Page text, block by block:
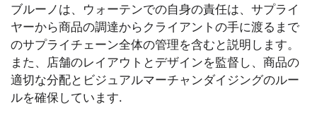
ブルーノは、ウォーテンでの自身の責任は、サプライ
ヤーから商品の調達からクライアントの手に渡るまで
のサプライチェーン全体の管理を含むと説明します。
また、店舗のレイアウトとデザインを監督し、商品の
適切な分配とビジュアルマーチャンダイジングのルー
ルを確保しています.